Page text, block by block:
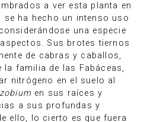
a ver esta planta en
se ha hecho un intenso uso
una especie
Sus brotes tiernos
de cabras y caballos,
la familia de las Fabáceas,
nitrógeno en el suelo al
en sus raíces y
a sus profundas y
ello, lo cierto es que fuera